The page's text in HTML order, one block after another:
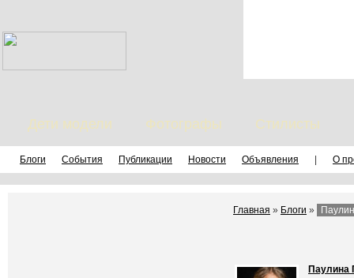
Дети модели Фотографы Стилисты
Блоги События Публикации Новости Объявления О
Главная » Блоги »
Паулина